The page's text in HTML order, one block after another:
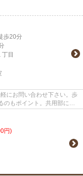
歩20分
丁目
にお問い合わせ下さい。歩
のもポイント。共用部には
円)